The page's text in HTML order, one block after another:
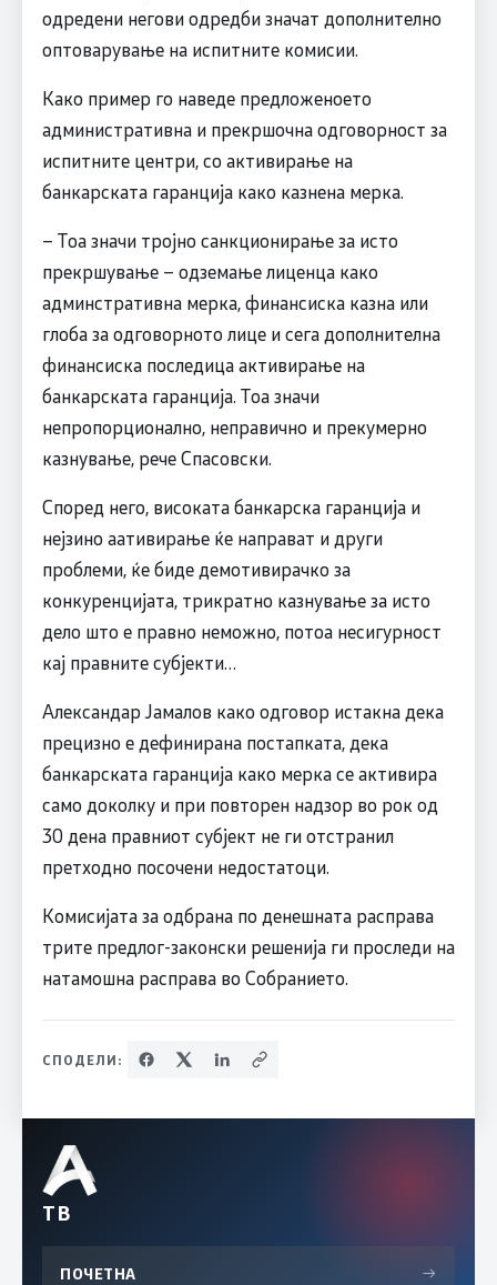
одредени негови одредби значат дополнително
оптоварување на испитните комисии.
Како пример го наведе предложеноето
административна и прекршочна одговорност за
испитните центри, со активирање на
банкарската гаранција како казнена мерка.
– Тоа значи тројно санкционирање за исто
прекршување – одземање лиценца како
админстративна мерка, финансиска казна или
глоба за одговорното лице и сега дополнителна
финансиска последица активирање на
банкарската гаранција. Тоа значи
непропорционално, неправично и прекумерно
казнување, рече Спасовски.
Според него, високата банкарска гаранција и
нејзино аативирање ќе направат и други
проблеми, ќе биде демотивирачко за
конкуренцијата, трикратно казнување за исто
дело што е правно неможно, потоа несигурност
кај правните субјекти…
Александар Јамалов како одговор истакна дека
прецизно е дефинирана постапката, дека
банкарската гаранција како мерка се активира
само доколку и при повторен надзор во рок од
30 дена правниот субјект не ги отстранил
претходно посочени недостатоци.
Комисијата за одбрана по денешната расправа
трите предлог-законски решенија ги проследи на
натамошна расправа во Собранието.
СПОДЕЛИ:
ТВ
ПОЧЕТНА →